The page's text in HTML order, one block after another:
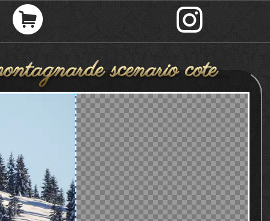
scenario cote
changeme